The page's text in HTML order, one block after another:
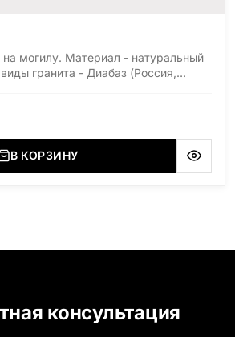
на могилу. Материал - натуральный
гранита - Диабаз (Россия,
область), Лабродарит
область), Сюксюансаари
Амфиболит (Россия, Мурманская
В КОРЗИНУ
консультация